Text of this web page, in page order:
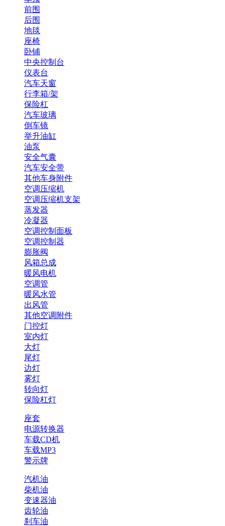
前围
后围
地毯
座椅
卧铺
中央控制台
仪表台
汽车天窗
行李箱/架
保险杠
汽车玻璃
倒车镜
举升油缸
油泵
安全气囊
汽车安全带
其他车身附件
空调压缩机
空调压缩机支架
蒸发器
冷凝器
空调控制面板
空调控制器
膨胀阀
风箱总成
暖风电机
空调管
暖风水管
出风管
其他空调附件
门控灯
室内灯
大灯
尾灯
边灯
雾灯
转向灯
保险杠灯
座套
电源转换器
车载CD机
车载MP3
警示牌
汽机油
柴机油
变速器油
齿轮油
刹车油